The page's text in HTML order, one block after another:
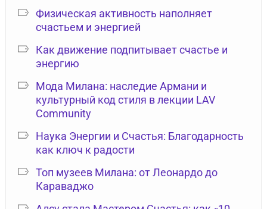
Физическая активность наполняет
счастьем и энергией
Как движение подпитывает счастье и
энергию
Мода Милана: наследие Армани и
культурный код стиля в лекции LAV
Community
Наука Энергии и Счастья: Благодарность
как ключ к радости
Топ музеев Милана: от Леонардо до
Караваджо